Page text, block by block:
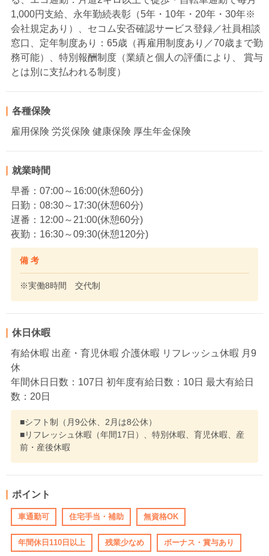
1,000円支給、永年勤続表彰（5年・10年・20年・30年※
会社規定あり）、セコム安否確認サービス登録／社員相談
窓口、定年制度あり：65歳（再雇用制度あり／70歳まで勤
務可能）、特別報酬制度（業績と個人の評価により、 賞与
とは別に支払われる制度）
各種保険
雇用保険 労災保険 健康保険 厚生年金保険
就業時間
早番：07:00～16:00(休憩60分)
日勤：08:30～17:30(休憩60分)
遅番：12:00～21:00(休憩60分)
夜勤：16:30～09:30(休憩120分)
備 考
※実働8時間 交代制
休日休暇
有給休暇 出産・育児休暇 介護休暇 リフレッシュ休暇 月9
休
年間休日日数：107日 初年度有給日数：10日 最大有給日
数：20日
■シフト制（月9公休、2月は8公休）
■リフレッシュ休暇（年間17日）、特別休暇、育児休暇、産
前・産後休暇
ポイント
車通勤可 住宅手当・補助 無資格OK
年間休日110日以上 残業少なめ ボーナス・賞与あり